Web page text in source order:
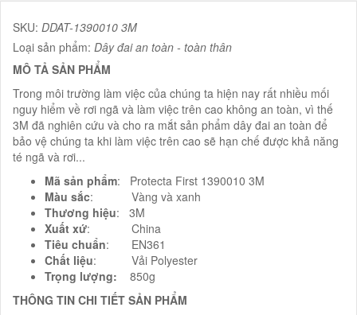
SKU: DDAT-1390010 3M
Loại sản phẩm: Dây đai an toàn - toàn thân
MÔ TẢ SẢN PHẨM
Trong môi trường làm việc của chúng ta hiện nay rất nhiều mối
nguy hiểm về rơi ngã và làm việc trên cao không an toàn, vì thế
3M đã nghiên cứu và cho ra mắt sản phẩm dây đai an toàn để
bảo vệ chúng ta khi làm việc trên cao sẽ hạn chế được khả năng
té ngã và rơi...
Mã sản phẩm: Protecta First 1390010 3M
Màu sắc: Vàng và xanh
Thương hiệu: 3M
Xuất xứ: China
Tiêu chuẩn: EN361
Chất liệu: Vải Polyester
Trọng lượng: 850g
THÔNG TIN CHI TIẾT SẢN PHẨM